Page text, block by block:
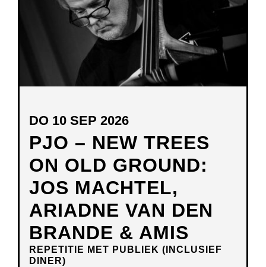
PJO – NEW TREES
ON OLD GROUND:
JOS MACHTEL,
ARIADNE VAN DEN
BRANDE & AMIS
REPETITIE MET PUBLIEK (INCLUSIEF
DINER)
DO 10 SEP 2026